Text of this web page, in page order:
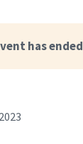
has ended